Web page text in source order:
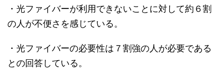
・光ファイバーが利用できないことに対して約６割
の人が不便さを感じている。
・光ファイバーの必要性は７割強の人が必要である
との回答している。